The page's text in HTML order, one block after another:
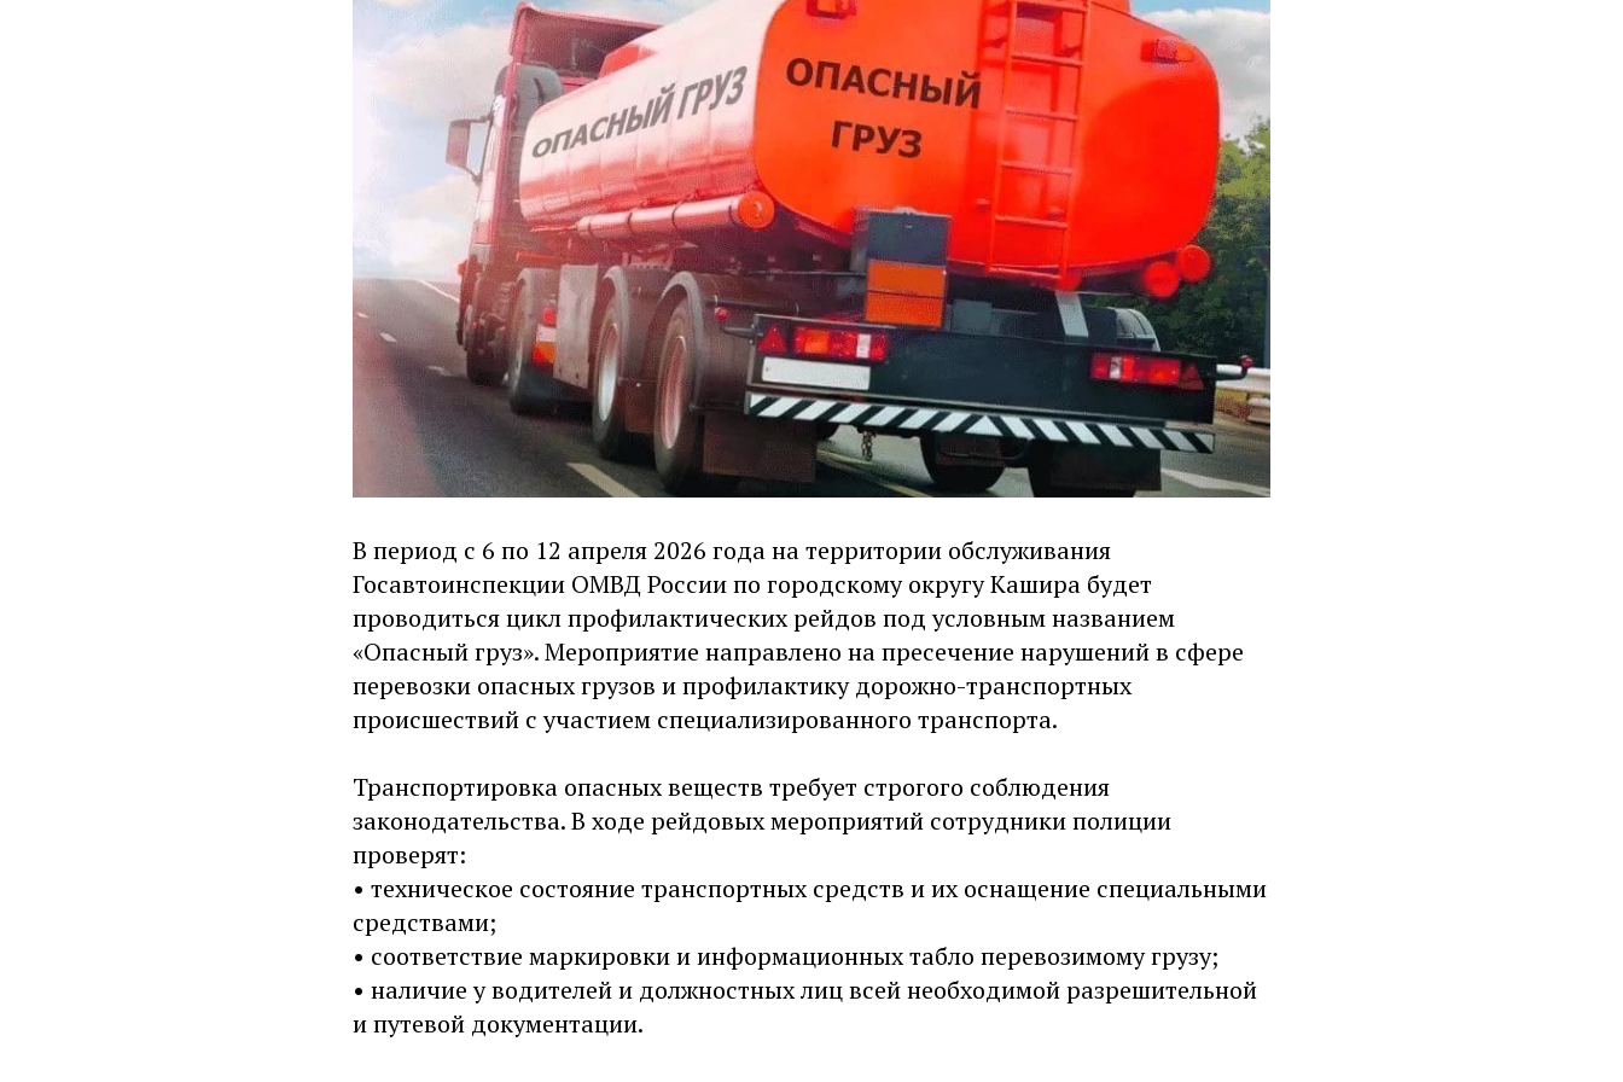
В период с 6 по 12 апреля 2026 года на территории обслуживания
Госавтоинспекции ОМВД России по городскому округу Кашира будет
проводиться цикл профилактических рейдов под условным названием
«Опасный груз». Мероприятие направлено на пресечение нарушений в сфере
перевозки опасных грузов и профилактику дорожно-транспортных
происшествий с участием специализированного транспорта.
Транспортировка опасных веществ требует строгого соблюдения
законодательства. В ходе рейдовых мероприятий сотрудники полиции
проверят:
• техническое состояние транспортных средств и их оснащение специальными
средствами;
• соответствие маркировки и информационных табло перевозимому грузу;
• наличие у водителей и должностных лиц всей необходимой разрешительной
и путевой документации.